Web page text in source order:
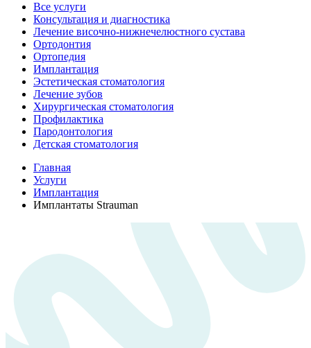
Все услуги
Консультация и диагностика
Лечение височно-нижнечелюстного сустава
Ортодонтия
Ортопедия
Имплантация
Эстетическая стоматология
Лечение зубов
Хирургическая стоматология
Профилактика
Пародонтология
Детская стоматология
Главная
Услуги
Имплантация
Имплантаты Strauman